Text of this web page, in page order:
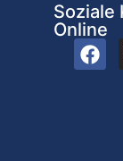
Soziale
Online